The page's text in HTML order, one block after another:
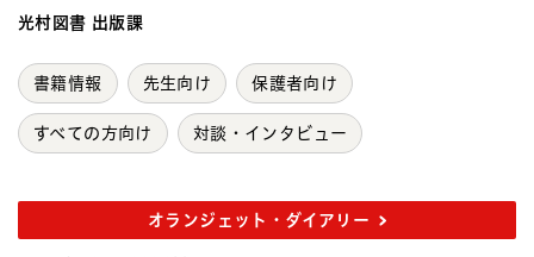
光村図書 出版課
書籍情報 先生向け 保護者向け
すべての方向け 対談・インタビュー
オランジェット・ダイアリー